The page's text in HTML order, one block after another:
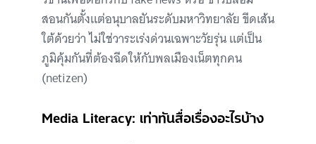
สอนกันตั้งแต่อนุบาลยันระดับมหาวิทยาลัย ขีดเส้น
ใต้ด้วยว่า ไม่ใช่วาระเร่งด่วนเฉพาะวัยรุ่น แต่เป็น
ภูมิคุ้มกันที่ต้องฉีดให้กับพลเมืองเน็ตทุกคน
(netizen)
Media Literacy: เท่าทันสื่อเรื่องอะไรบ้าง